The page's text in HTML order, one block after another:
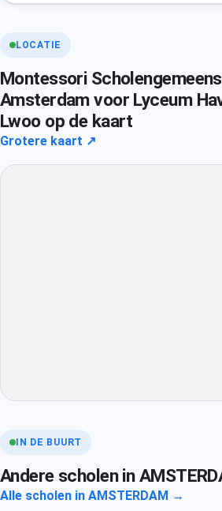
LOCATIE
Montessori
Amsterdam voor Lyceum
Lwoo op de kaart
Grotere kaart ↗
IN DE BUURT
Andere scholen in
Alle scholen in AMSTERDAM →